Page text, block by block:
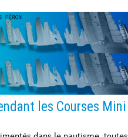
les Courses Mini